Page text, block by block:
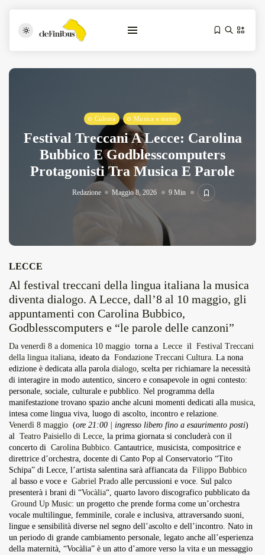
Iosonouncane A Lecce: Concerto Acustico...
Luglio 17, 2026 13 Min
Tarantarte Al Festival De Fès...
Maggio 29, 2026 4 Min
Cultura Musica e teatro
Festival Treccani A Lecce: Carolina
Bubbico E Godblesscomputers
Protagonisti Tra Musica E Parole
Redazione Maggio 8, 2026 9 Min
LECCE
Al festival treccani della lingua italiana la musica
diventa dialogo. A Lecce, dall’8 al 10 maggio, gli
appuntamenti con Carolina Bubbico,
Godblesscomputers e “le parole delle canzoni”
Da venerdì 8 a domenica 10 maggio torna a Lecce il Festival Treccani
della lingua italiana, ideato da Fondazione Treccani Cultura. La nona
edizione è dedicata alla parola dialogo, scelta per richiamare la necessità
di interagire in modo autentico, sincero e consapevole in ogni contesto:
personale, sociale, culturale e pubblico. Nel programma della
manifestazione trovano spazio anche alcuni momenti dedicati alla musica,
intesa come lingua viva, luogo di ascolto, incontro e relazione.
Venerdì 8 maggio (ore 21:00 | ingresso libero fino a esaurimento posti)
al Teatro Paisiello di Lecce, la prima giornata si concluderà con il
concerto di Carolina Bubbico. Cantautrice, musicista, compositrice e
direttrice d’orchestra, docente di Canto Pop al Conservatorio “Tito
Schipa” di Lecce, l’artista salentina sarà affiancata da Filippo Bubbico
al basso e voce e Gabriel Prado alle percussioni e voce. Sul palco
presenterà i brani di “Vocàlia“, quarto lavoro discografico pubblicato da
Ground Up Music: un progetto che prende forma come un’orchestra
vocale multilingue, femminile, corale e inclusiva, attraversando suoni,
lingue e sensibilità diverse nel segno dell’ascolto e dell’incontro. Nato in
un periodo di grande cambiamento personale, legato anche all’esperienza
della maternità, “Vocàlia” è un atto d’amore verso la vita e un messaggio